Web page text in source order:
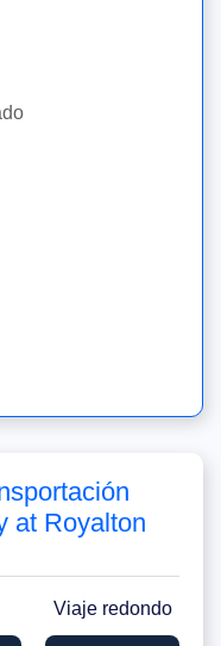
at Royalton
Viaje redondo